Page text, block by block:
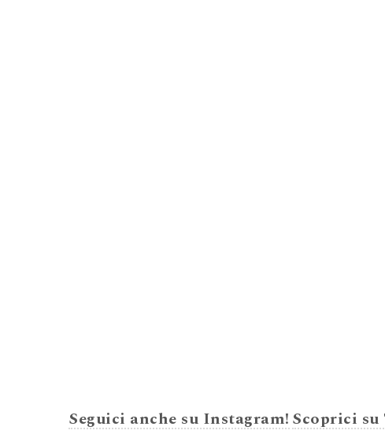
Seguici anche su Instagram! Scoprici